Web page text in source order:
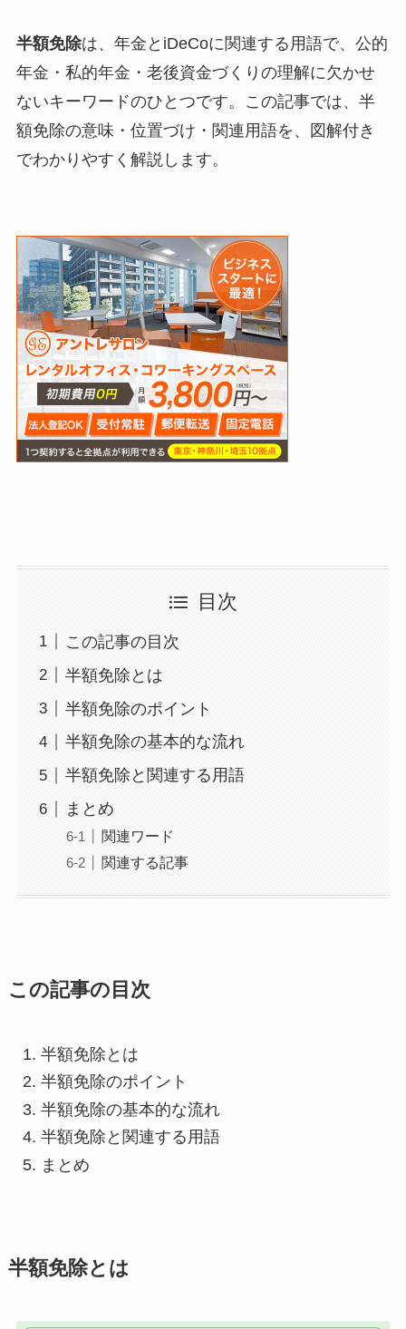
半額免除は、年金とiDeCoに関連する用語で、公的
年金・私的年金・老後資金づくりの理解に欠かせ
ないキーワードのひとつです。この記事では、半
額免除の意味・位置づけ・関連用語を、図解付き
でわかりやすく解説します。
目次
この記事の目次
半額免除とは
半額免除のポイント
半額免除の基本的な流れ
半額免除と関連する用語
まとめ
関連ワード
関連する記事
この記事の目次
半額免除とは
半額免除のポイント
半額免除の基本的な流れ
半額免除と関連する用語
まとめ
半額免除とは